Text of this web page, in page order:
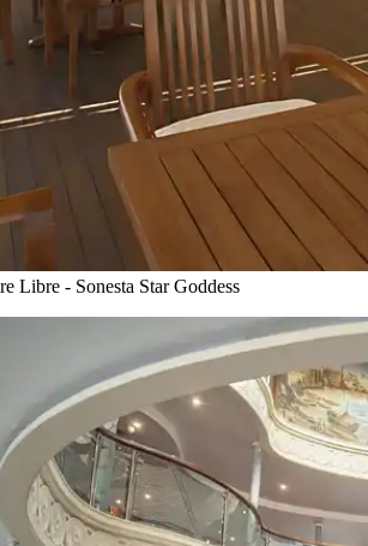
Libre - Sonesta Star Goddess